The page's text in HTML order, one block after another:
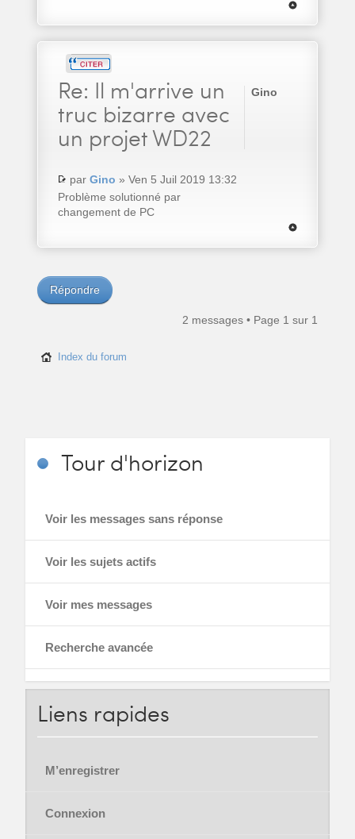
Re: Il m'arrive un
truc bizarre avec
un projet WD22
par Gino » Ven 5 Juil 2019 13:32
Problème solutionné par
changement de PC
Gino
Répondre
2 messages • Page 1 sur 1
Index du forum
Tourd'horizon
Voir les messages sans réponse
Voir les sujets actifs
Voir mes messages
Recherche avancée
Liens rapides
M’enregistrer
Connexion